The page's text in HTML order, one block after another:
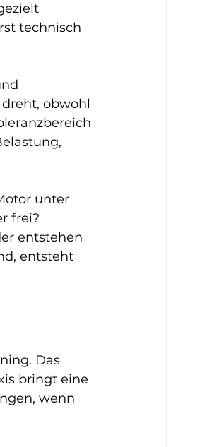
technisch
obwohl
unter
frei?
entstehen
entsteht
Das
bringt eine
wenn